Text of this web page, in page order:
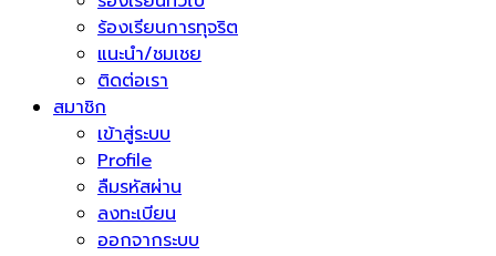
ร้องเรียนการทุจริต
แนะนำ/ชมเชย
ติดต่อเรา
สมาชิก
เข้าสู่ระบบ
Profile
ลืมรหัสผ่าน
ลงทะเบียน
ออกจากระบบ